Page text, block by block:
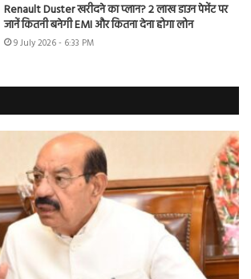
Renault Duster खरीदने का प्लान? 2 लाख डाउन पेमेंट पर
जानें कितनी बनेगी EMI और कितना देना होगा लोन
9 July 2026 - 6:33 PM